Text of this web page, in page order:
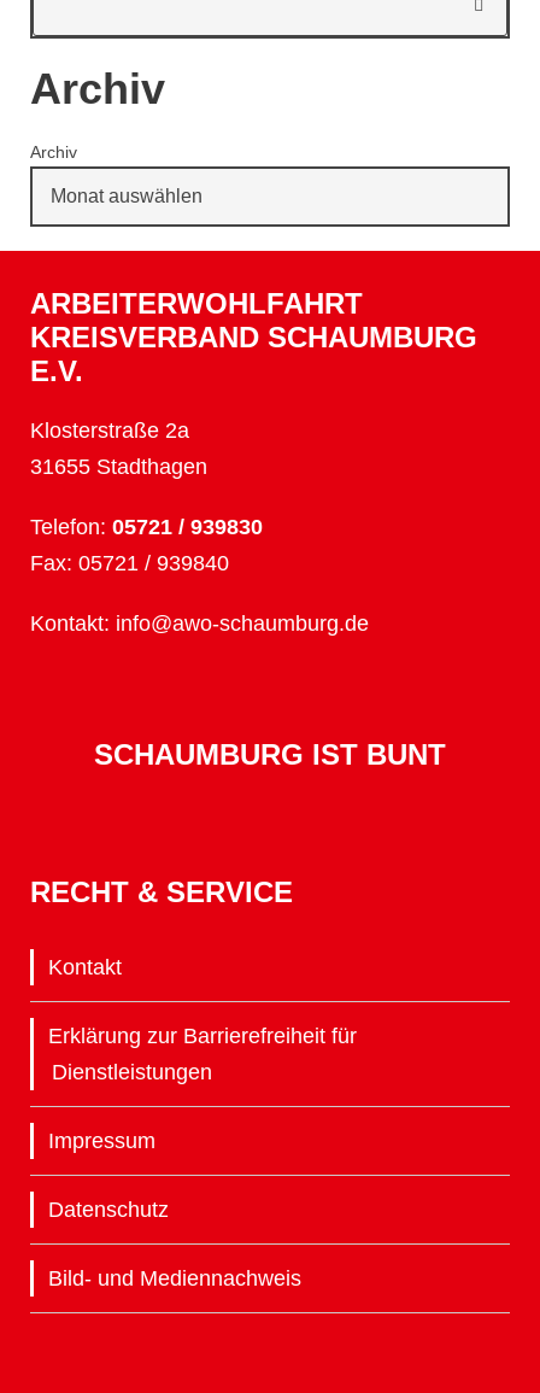
Archiv
Archiv
ARBEITERWOHLFAHRT
KREISVERBAND SCHAUMBURG
E.V.
Klosterstraße 2a
31655 Stadthagen
Telefon: 05721 / 939830
Fax: 05721 / 939840
Kontakt: info@awo-schaumburg.de
SCHAUMBURG IST BUNT
RECHT & SERVICE
Kontakt
Erklärung zur Barrierefreiheit für
Dienstleistungen
Impressum
Datenschutz
Bild- und Mediennachweis